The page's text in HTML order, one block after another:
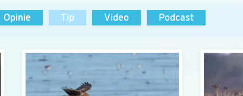
Opinie Tip Video Podcast